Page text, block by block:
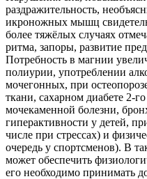
раздражительность,
икроножных мышц
более тяжёлых случаях
ритма, запоры, развитие
Потребность в магнии
полиурии, употреблении
мочегонных, при
ткани, сахарном диабете 2-
мочекаменной болезни,
гиперактивности у детей,
числе при стрессах) и
очередь у спортсменов). В
может обеспечить
его необходимо принимать